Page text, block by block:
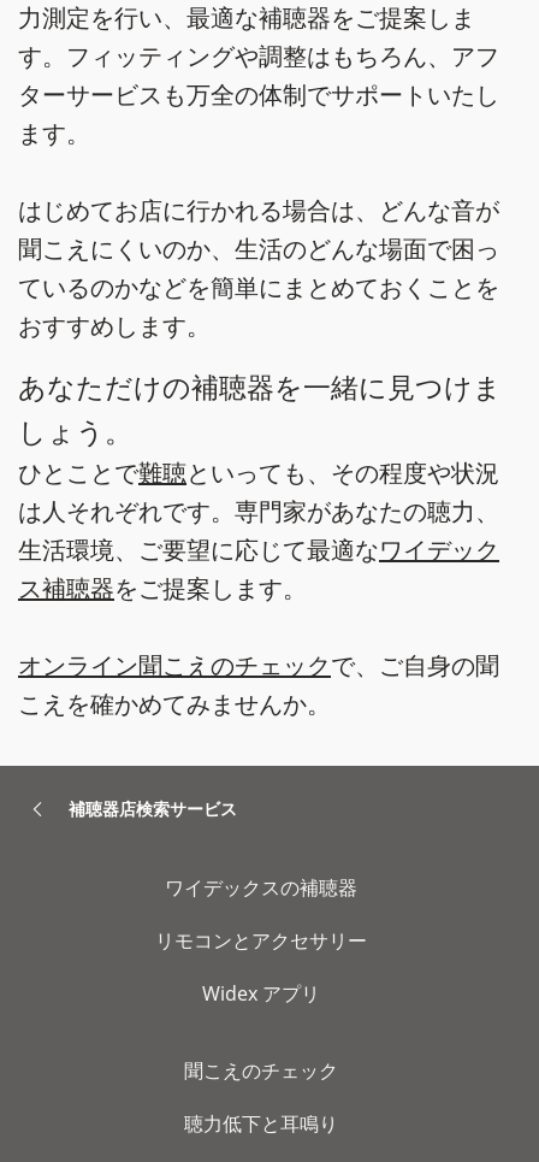
力測定を行い、最適な補聴器をご提案しま
す。フィッティングや調整はもちろん、アフ
ターサービスも万全の体制でサポートいたし
ます。
はじめてお店に行かれる場合は、どんな音が
聞こえにくいのか、生活のどんな場面で困っ
ているのかなどを簡単にまとめておくことを
おすすめします。
あなただけの補聴器を一緒に見つけま
しょう。
ひとことで難聴といっても、その程度や状況
は人それぞれです。専門家があなたの聴力、
生活環境、ご要望に応じて最適なワイデック
ス補聴器をご提案します。
オンライン聞こえのチェックで、ご自身の聞
こえを確かめてみませんか。
補聴器店検索サービス
ワイデックスの補聴器
リモコンとアクセサリー
Widex アプリ
聞こえのチェック
聴力低下と耳鳴り